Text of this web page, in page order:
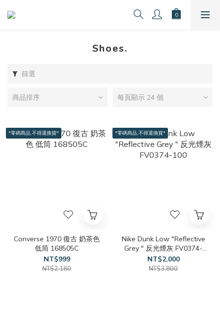
Shoes.
篩選
商品排序 每頁顯示 24 個
*零碼商品,不得退換貨*
Converse 1970 復古 奶茶色
低筒 168505C
NT$999
NT$2,180
*零碼商品,不得退換貨*
Nike Dunk Low "Reflective
Grey " 反光煙灰 FV0374-
100
NT$2,000
NT$3,800